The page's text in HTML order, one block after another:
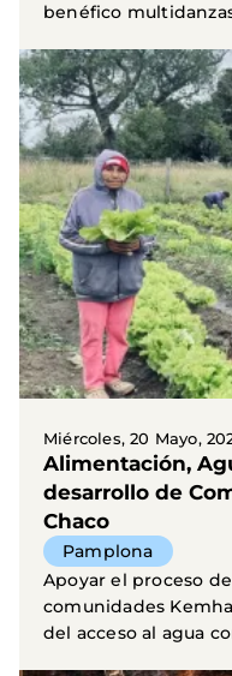
benéfico
Miércoles, 20 Mayo,
Alimentación,
desarrollo de
Chaco
Pamplona
Apoyar el proceso
comunidades
del acceso al agua